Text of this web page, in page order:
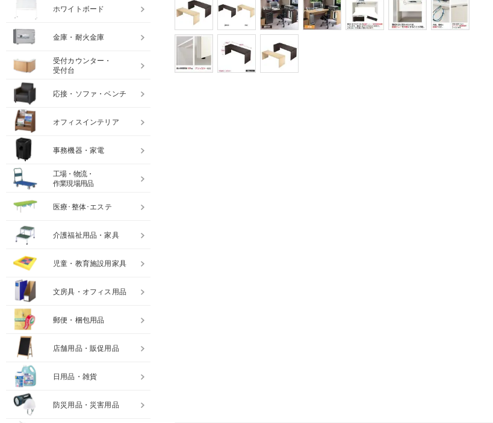
ホワイトボード
金庫・耐火金庫
受付カウンター・
受付台
応接・ソファ・ベンチ
オフィスインテリア
事務機器・家電
工場・物流・
作業現場用品
医療･整体･エステ
介護福祉用品・家具
児童・教育施設用家具
文房具・オフィス用品
郵便・梱包用品
店舗用品・販促用品
日用品・雑貨
防災用品・災害用品